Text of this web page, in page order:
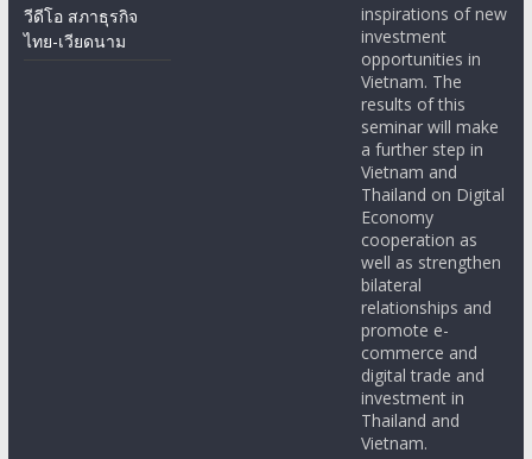
วีดีโอ สภาธุรกิจ
ไทย-เวียดนาม
inspirations of new
investment
opportunities in
Vietnam. The
results of this
seminar will make
a further step in
Vietnam and
Thailand on Digital
Economy
cooperation as
well as strengthen
bilateral
relationships and
promote e-
commerce and
digital trade and
investment in
Thailand and
Vietnam.